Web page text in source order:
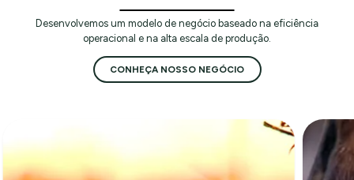
Desenvolvemos um modelo de negócio baseado na eficiência
operacional e na alta escala de produção.
CONHEÇA NOSSO NEGÓCIO